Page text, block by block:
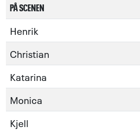
PÅ SCENEN
Henrik
Christian
Katarina
Monica
Kjell